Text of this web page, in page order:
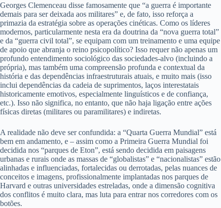
Georges Clemenceau disse famosamente que “a guerra é importante
demais para ser deixada aos militares” e, de fato, isso reforça a
primazia da estratégia sobre as operações cinéticas. Como os líderes
modernos, particularmente nesta era da doutrina da “nova guerra total”
e da “guerra civil total”, se equipam com um treinamento e uma equipe
de apoio que abranja o reino psicopolítico? Isso requer não apenas um
profundo entendimento sociológico das sociedades-alvo (incluindo a
própria), mas também uma compreensão profunda e contextual da
história e das dependências infraestruturais atuais, e muito mais (isso
inclui dependências da cadeia de suprimentos, laços interestatais
historicamente emotivos, especialmente linguísticos e de confiança,
etc.). Isso não significa, no entanto, que não haja ligação entre ações
físicas diretas (militares ou paramilitares) e indiretas.
A realidade não deve ser confundida: a “Quarta Guerra Mundial” está
bem em andamento, e – assim como a Primeira Guerra Mundial foi
decidida nos “parques de Eton”, está sendo decidida em paisagens
urbanas e rurais onde as massas de “globalistas” e “nacionalistas” estão
alinhadas e influenciadas, fortalecidas ou derrotadas, pelas nuances de
conceitos e imagens, profissionalmente implantadas nos parques de
Harvard e outras universidades estreladas, onde a dimensão cognitiva
dos conflitos é muito clara, mas luta para entrar nos corredores com os
botões.